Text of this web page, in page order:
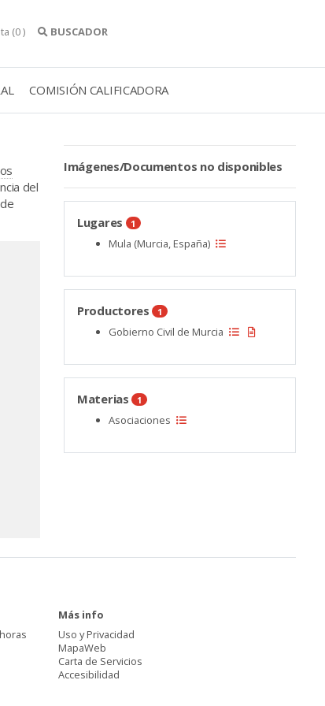
(0 ) BUSCADOR
COMISIÓN CALIFICADORA
del
Imágenes/Documentos no disponibles
Lugares 1
Mula (Murcia, España)
Productores 1
Gobierno Civil de Murcia
Materias 1
Asociaciones
Más info
Uso y Privacidad
MapaWeb
Carta de Servicios
Accesibilidad